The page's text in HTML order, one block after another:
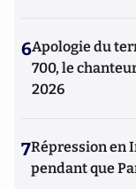
6Apologie du
700, le
2026
7Répression en
pendant que